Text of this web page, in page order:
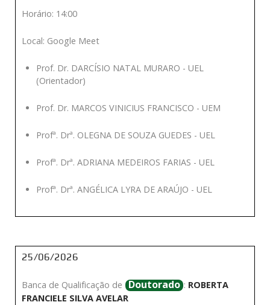
Horário: 14:00
Local: Google Meet
Prof. Dr. DARCÍSIO NATAL MURARO - UEL
(Orientador)
Prof. Dr. MARCOS VINICIUS FRANCISCO - UEM
Profª. Drª. OLEGNA DE SOUZA GUEDES - UEL
Profª. Drª. ADRIANA MEDEIROS FARIAS - UEL
Profª. Drª. ANGÉLICA LYRA DE ARAÚJO - UEL
25/06/2026
Banca de Qualificação de Doutorado : ROBERTA
FRANCIELE SILVA AVELAR